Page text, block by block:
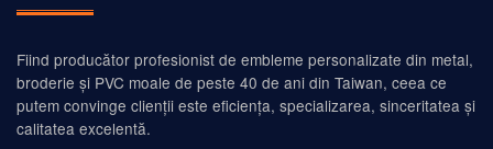
Fiind producător profesionist de embleme personalizate din metal,
broderie și PVC moale de peste 40 de ani din Taiwan, ceea ce
putem convinge clienții este eficiența, specializarea, sinceritatea și
calitatea excelentă.